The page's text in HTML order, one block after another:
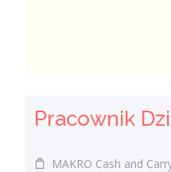
MAKRO Cash and